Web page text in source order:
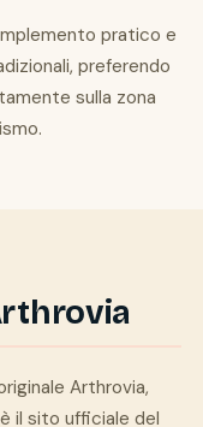
pratico e
preferendo
sulla zona
Arthrovia,
il sito ufficiale del